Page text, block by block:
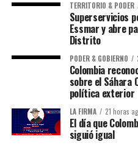
TERRITORIO & PODER
Superservicios
Essmar y abre
Distrito
PODER & GOBIERNO
Colombia
sobre el Sáhara
política exterior
LA FIRMA 21 horas
El día que
siguió igual